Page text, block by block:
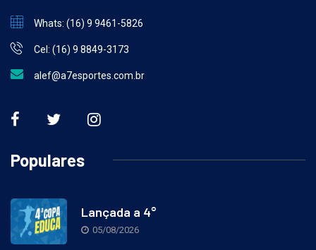
Whats: (16) 9 9461-5826
Cel: (16) 9 8849-3173
alef@a7esportes.com.br
Populares
Lançada a 4°
05/08/2026